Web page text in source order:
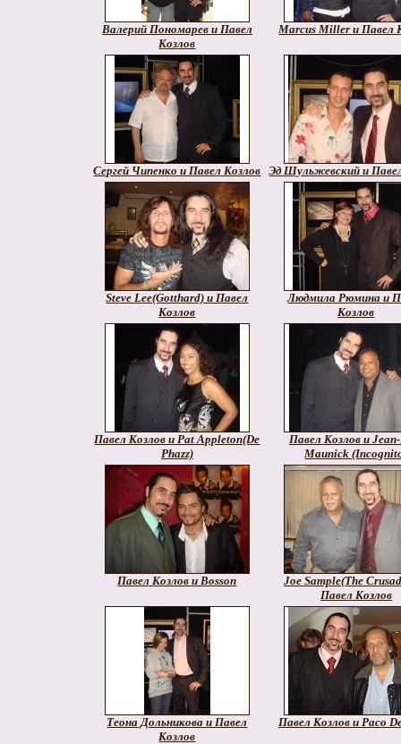
Валерий Пономарев и Павел
Козлов
Marcus Miller и Павел
Сергей Чипенко и Павел Козлов Эд Шульжевский и
Steve Lee(Gotthard) и Павел
Козлов
Людмила Рюмина и
Козлов
Павел Козлов и Pat Appleton(De
Phazz)
Павел Козлов и
Maunick
Павел Козлов и Bosson
Joe Sample(The
Павел Козлов
Теона Дольникова и Павел
Козлов
Павел Козлов и Paco